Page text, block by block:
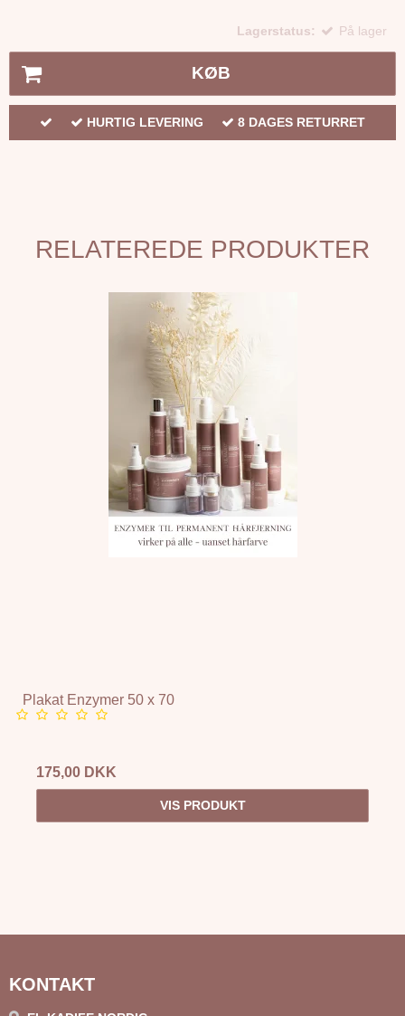
Lagerstatus: På lager
KØB
HURTIG LEVERING 8 DAGES RETURRET
RELATEREDE PRODUKTER
Plakat Enzymer 50 x 70
175,00 DKK
VIS PRODUKT
KONTAKT